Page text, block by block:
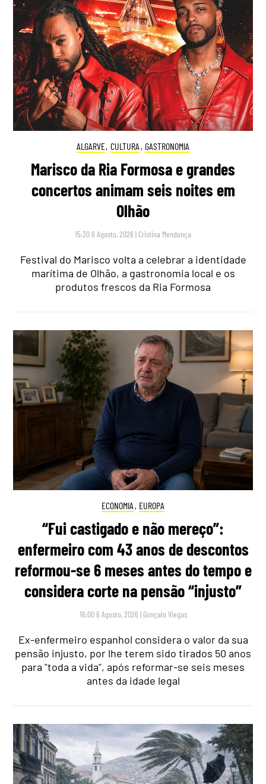
ALGARVE, CULTURA , GASTRONOMIA
Marisco da Ria Formosa e grandes
concertos animam seis noites em
Olhão
15:30 6 Agosto, 2026 | Cristina Mendonça
Festival do Marisco volta a celebrar a identidade
marítima de Olhão, a gastronomia local e os
produtos frescos da Ria Formosa
ECONOMIA , EUROPA
“Fui castigado e não mereço”:
enfermeiro com 43 anos de descontos
reformou-se 6 meses antes do tempo e
considera corte na pensão “injusto”
16:00 6 Agosto, 2026 | Gonçalo Viegas
Ex-enfermeiro espanhol considera o valor da sua
pensão injusto, por lhe terem sido tirados 50 anos
para "toda a vida", após reformar-se seis meses
antes da idade legal